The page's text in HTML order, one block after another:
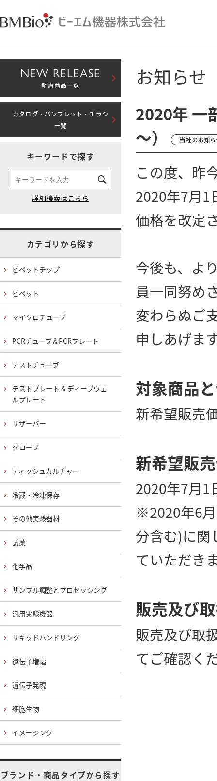
お知らせ
2020年 一
～）
この度、昨
2020年7月1
価格を改定
今後も、よ
員一同努め
変わらぬご
申しあげま
対象商品
新希望販売
新希望販
2020年7月1
※2020年6
分含む)に関
ていただき
販売及び
販売及び取
てご確認く
NEW RELEASE
新着商品一覧
カタログ・パンフレット・チラシ
一覧
キーワードで探す
カテゴリから探す
ピペットチップ
ピペット
マイクロチューブ
PCRチューブ＆PCRプレート
テストチューブ
テストプレート & ディープウェ
ルプレート
リザーバー
グローブ
ティッシュカルチャー
冷蔵・冷凍保存
その他実験器材
試薬
化学品
サンプル調整とプロセッシング
汎用実験機器
リキッドハンドリング
遺伝子増幅
遺伝子発現
細胞生物
イメージング
ブランド・商品タイプから探す